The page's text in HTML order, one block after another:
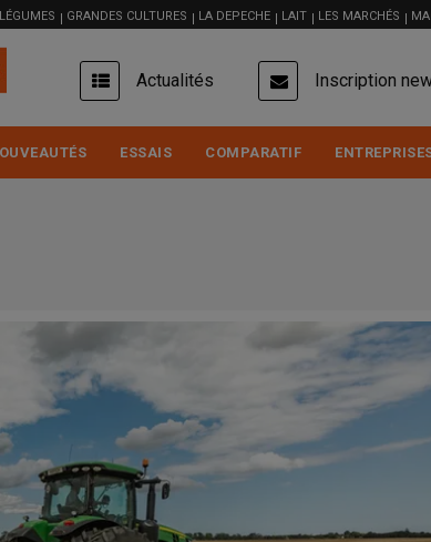
GRANDES CULTURES LA DEPECHE LAIT LES MARCHÉS
USER
ACCOUNT
MENU
Actualités Inscription
ESSAIS COMPARATIF